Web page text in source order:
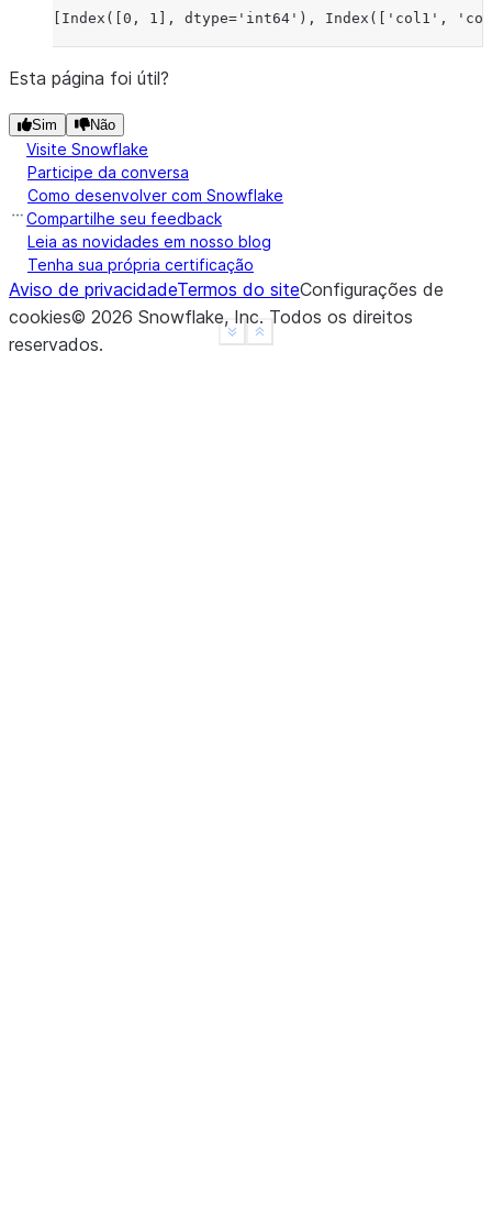
[Index([0, 1], dtype='int64'), Index(['col1',
Show less
See more
Esta página foi útil?
Sim Não
Visite Snowflake
Participe da conversa
Como desenvolver com Snowflake
Compartilhe seu feedback
Leia as novidades em nosso blog
Tenha sua própria certificação
Aviso de privacidadeTermos do siteConfigurações de
cookies© 2026 Snowflake, Inc. Todos os direitos
reservados.